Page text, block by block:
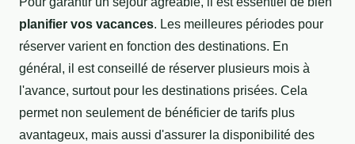
planifier vos vacances. Les meilleures périodes pour
réserver varient en fonction des destinations. En
général, il est conseillé de réserver plusieurs mois à
l'avance, surtout pour les destinations prisées. Cela
permet non seulement de bénéficier de tarifs plus
avantageux, mais aussi d'assurer la disponibilité des